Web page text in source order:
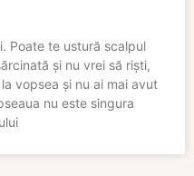
Poate te ustură scalpul
și nu vrei să riști,
vopsea și nu ai mai avut
nu este singura